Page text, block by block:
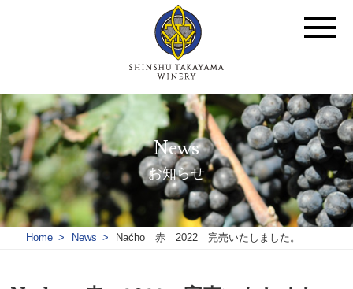
News
お知らせ
Home News Naćho 赤 2022 完売いたしました。